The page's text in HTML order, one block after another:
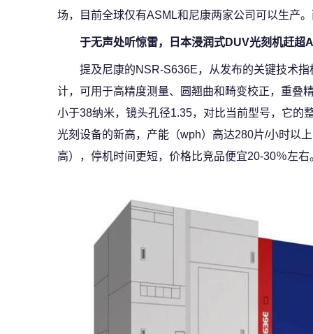
场，目前全球仅有ASML和尼康两家公司可以生产
于无声处听惊雷， 日本浸润式DUV光刻机赶超
提及尼康的NSR-S636E，从发布的关键技术
计，可用于高精度测量、圆翘曲和畸变校正，重叠
小于38纳米，镜头孔径1.35，对比当前型号，它的
光刻设备的新高，产能（wph）高达280片/小时以
高），停机时间更短，价格比竞品便宜20-30％左右